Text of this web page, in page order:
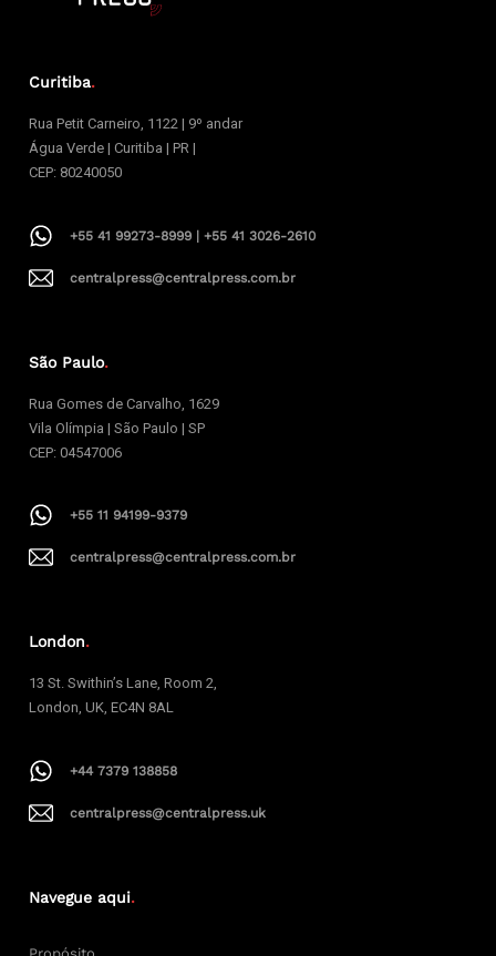
Curitiba.
Rua Petit Carneiro, 1122 | 9º andar
Água Verde | Curitiba | PR |
CEP: 80240050
+55 41 99273-8999 | +55 41 3026-2610
centralpress@centralpress.com.br
São Paulo.
Rua Gomes de Carvalho, 1629
Vila Olímpia | São Paulo | SP
CEP: 04547006
+55 11 94199-9379
centralpress@centralpress.com.br
London.
13 St. Swithin’s Lane, Room 2,
London, UK, EC4N 8AL
+44 7379 138858
centralpress@centralpress.uk
Navegue aqui.